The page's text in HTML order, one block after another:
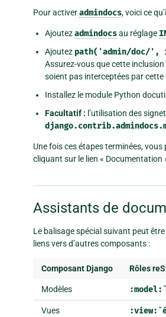
Pour activeradmindocs, voici ce
Ajoutezadmindocsau réglage
Ajoutez path('admin/doc/',
Assurez-vous que cette
soient pas interceptées par cette
Installez le module Python
Facultatif : l’utilisation des
Une fois ces étapes terminées,
cliquant sur le lien « Documentation
Assistants de
Le balisage spécial suivant peut
liens vers d’autres composants :
Composant Django Rôles
Modèles
Vues